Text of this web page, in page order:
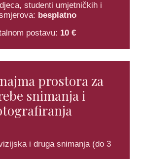
studenti umjetničkih i
besplatno
postavu: 10 €
prostora za
snimanja i
i druga snimanja (do 3